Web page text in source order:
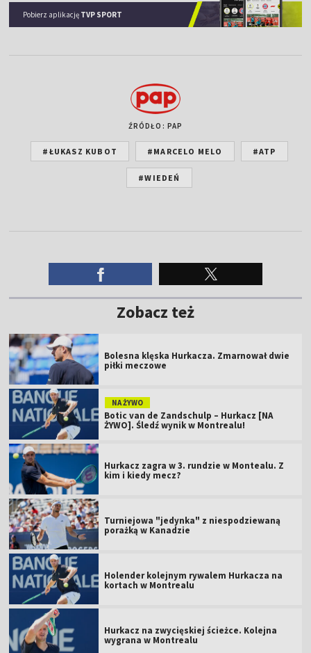
Pobierz aplikację TVP SPORT
ŹRÓDŁO: PAP
#ŁUKASZ KUBOT #MARCELO MELO #ATP
#WIEDEŃ
Zobacz też
Bolesna klęska Hurkacza. Zmarnował dwie
piłki meczowe
NA ŻYWO
Botic van de Zandschulp – Hurkacz [NA
ŻYWO]. Śledź wynik w Montrealu!
Hurkacz zagra w 3. rundzie w Montealu. Z
kim i kiedy mecz?
Turniejowa "jedynka" z niespodziewaną
porażką w Kanadzie
Holender kolejnym rywalem Hurkacza na
kortach w Montrealu
Hurkacz na zwycięskiej ścieżce. Kolejna
wygrana w Montrealu